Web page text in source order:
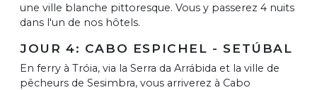
une ville blanche pittoresque. Vous y passerez 4 nuits
dans l'un de nos hôtels.
JOUR 4: CABO ESPICHEL - SETÚBAL
En ferry à Tróia, via la Serra da Arrábida et la ville de
pêcheurs de Sesimbra, vous arriverez à Cabo